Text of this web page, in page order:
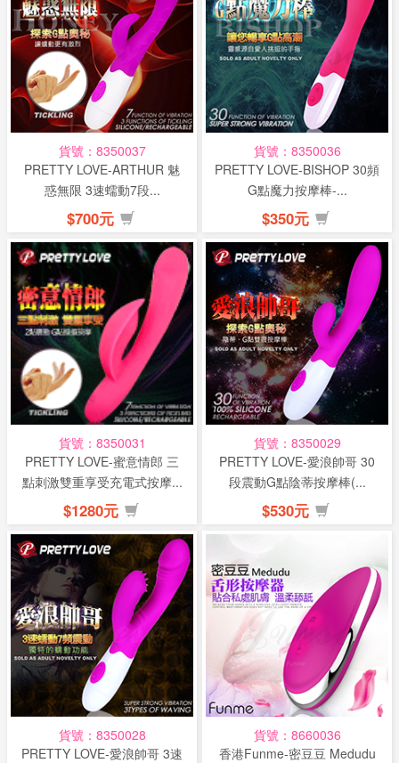
貨號：8350037
PRETTY LOVE-ARTHUR 魅
惑無限 3速蠕動7段...
$700元
貨號：8350036
PRETTY LOVE-BISHOP 30頻
G點魔力按摩棒-...
$350元
貨號：8350031
PRETTY LOVE-蜜意情郎 三
點刺激雙重享受充電式按摩...
$1280元
貨號：8350029
PRETTY LOVE-愛浪帥哥 30
段震動G點陰蒂按摩棒(...
$530元
貨號：8350028
PRETTY LOVE-愛浪帥哥 3速
貨號：8660036
香港Funme-密豆豆 Medudu